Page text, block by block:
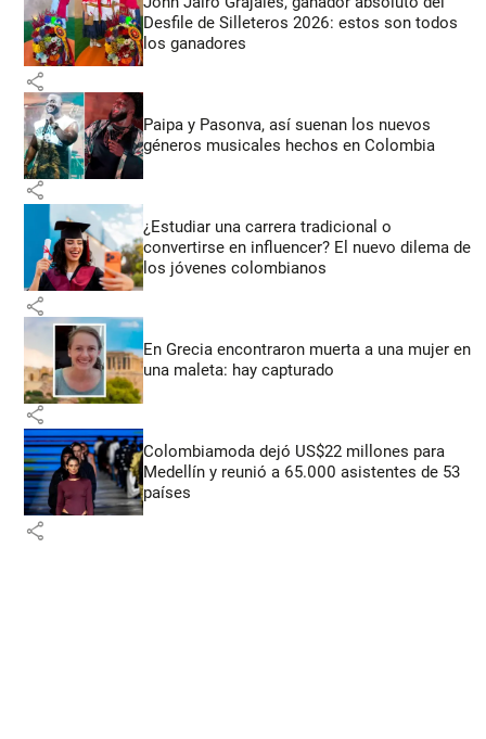
Desfile de Silleteros 2026: estos son todos
los ganadores
share
Paipa y Pasonva, así suenan los nuevos
géneros musicales hechos en Colombia
share
¿Estudiar una carrera tradicional o
convertirse en influencer? El nuevo dilema de
los jóvenes colombianos
share
En Grecia encontraron muerta a una mujer en
una maleta: hay capturado
share
Colombiamoda dejó US$22 millones para
Medellín y reunió a 65.000 asistentes de 53
países
share